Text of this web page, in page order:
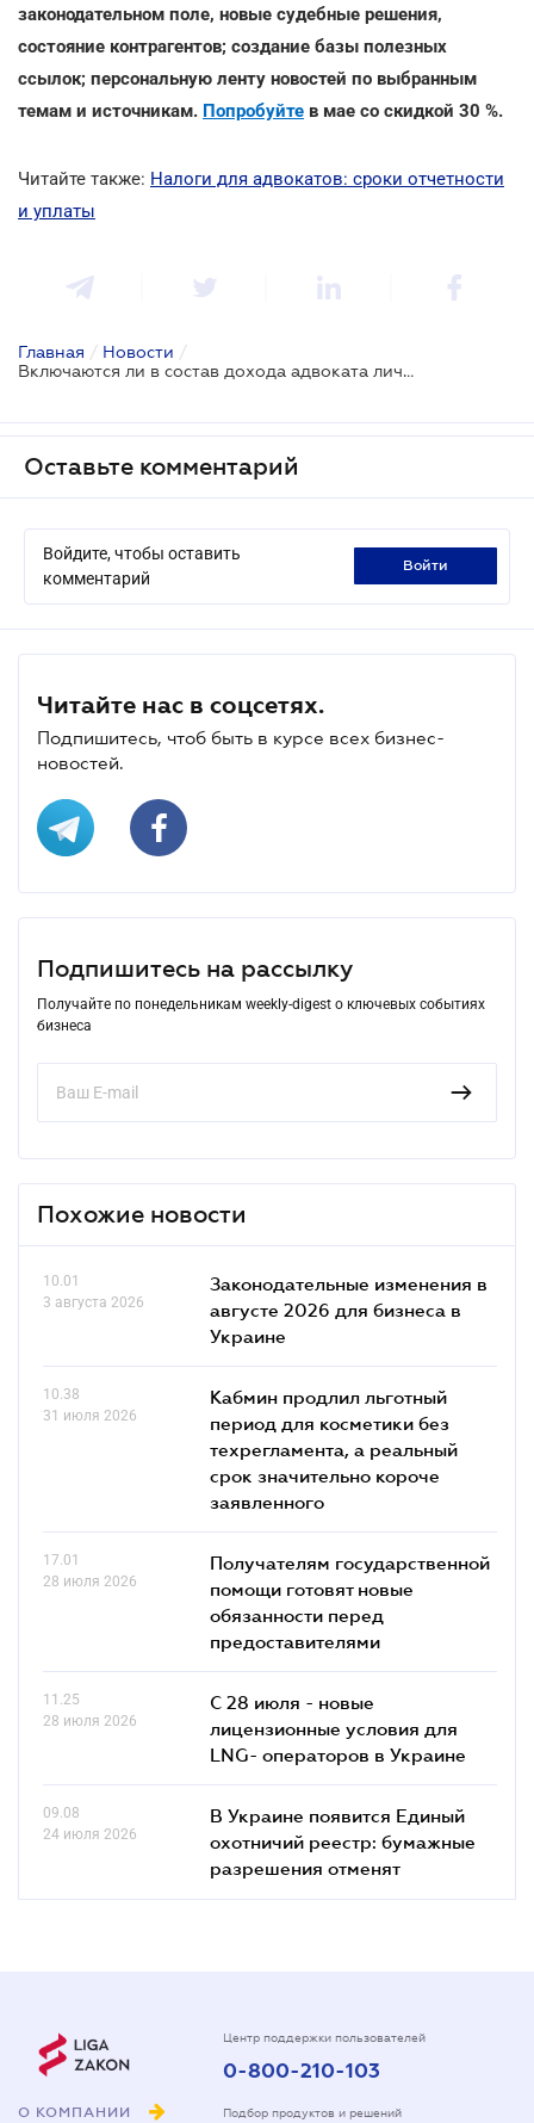
законодательном поле, новые судебные решения,
состояние контрагентов; создание базы полезных
ссылок; персональную ленту новостей по выбранным
темам и источникам. Попробуйте в мае со скидкой 30 %.
Читайте также: Налоги для адвокатов: сроки отчетности
и уплаты
Главная / Новости /
Включаются ли в состав дохода адвоката личные средства, внесенные на расчетный счет
Оставьте комментарий
Войдите, чтобы оставить
комментарий
войти
Читайте нас в соцсетях.
Подпишитесь, чтоб быть в курсе всех бизнес-
новостей.
Подпишитесь на рассылку
Получайте по понедельникам weekly-digest о ключевых событиях
бизнеса
Похожие новости
10.01
3 августа 2026
Законодательные изменения в
августе 2026 для бизнеса в
Украине
10.38
31 июля 2026
Кабмин продлил льготный
период для косметики без
техрегламента, а реальный
срок значительно короче
заявленного
17.01
28 июля 2026
Получателям государственной
помощи готовят новые
обязанности перед
предоставителями
11.25
28 июля 2026
С 28 июля - новые
лицензионные условия для
LNG- операторов в Украине
09.08
24 июля 2026
В Украине появится Единый
охотничий реестр: бумажные
разрешения отменят
О КОМПАНИИ
Центр поддержки пользователей
0-800-210-103
Подбор продуктов и решений